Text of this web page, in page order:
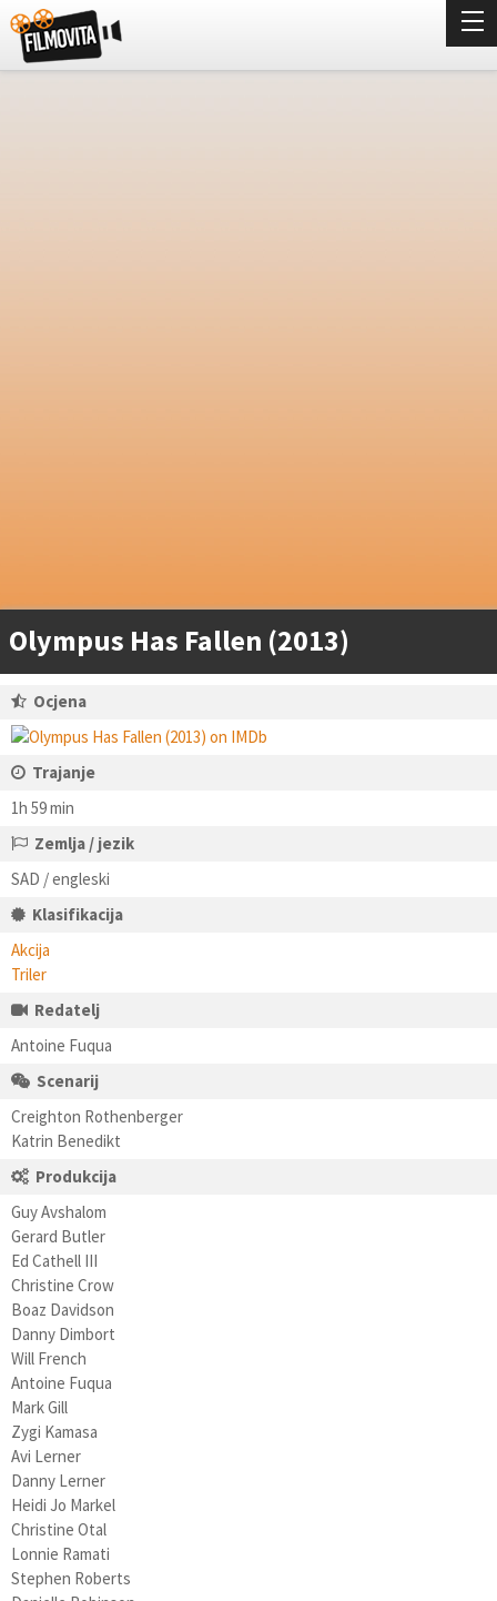
Olympus Has Fallen (2013)
Ocjena
Trajanje
1h 59 min
Zemlja / jezik
SAD / engleski
Klasifikacija
Akcija
Triler
Redatelj
Antoine Fuqua
Scenarij
Creighton Rothenberger
Katrin Benedikt
Produkcija
Guy Avshalom
Gerard Butler
Ed Cathell III
Christine Crow
Boaz Davidson
Danny Dimbort
Will French
Antoine Fuqua
Mark Gill
Zygi Kamasa
Avi Lerner
Danny Lerner
Heidi Jo Markel
Christine Otal
Lonnie Ramati
Stephen Roberts